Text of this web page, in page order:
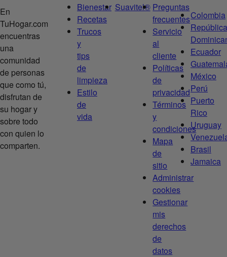
En
TuHogar.com
encuentras
una
comunidad
de personas
que como tú,
disfrutan de
su hogar y
sobre todo
con quien lo
comparten.
Bienestar
Recetas
Trucos
y
tips
de
limpieza
Estilo
de
vida
Suavitel® Preguntas
frecuentes
Servicio
al
cliente
Políticas
de
privacidad
Términos
y
condiciones
Mapa
de
sitio
Administrar
cookies
Gestionar
mis
derechos
de
datos
Colombia
República
Ecuador
México
Perú
Puerto
Rico
Uruguay
Brasil
Jamaica